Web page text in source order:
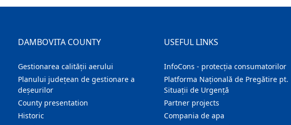
DAMBOVITA COUNTY
Gestionarea calității aerului
Planului județean de gestionare a
deșeurilor
County presentation
Historic
USEFUL LINKS
InfoCons - protecția consumatorilor
Platforma Națională de Pregătire pt.
Situații de Urgență
Partner projects
Compania de apa